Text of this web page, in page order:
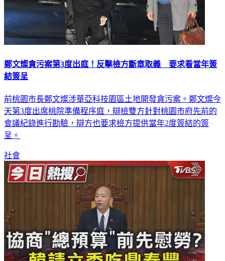
鄭文燦貪污案第3度出庭！反擊檢方斷章取義 要求看當年簽
結簽呈
前桃園市長鄭文燦涉華亞科技園區土地開發貪污案。鄭文燦今
天第3度出席桃院準備程序庭，辯檢雙方針對桃園市府先前的
會議紀錄進行勘驗，辯方也要求檢方提供當年2度簽結的簽
呈。
社會